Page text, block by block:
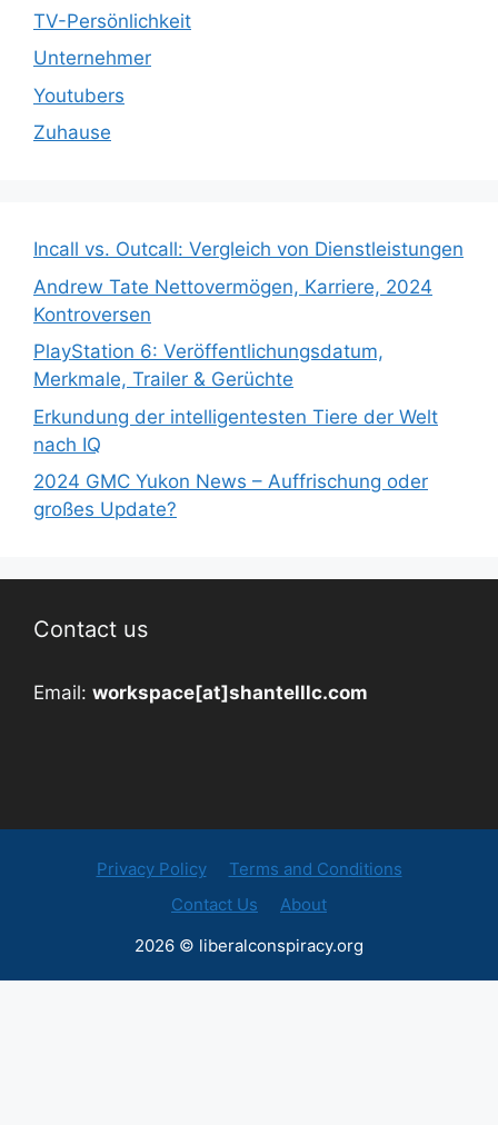
TV-Persönlichkeit
Unternehmer
Youtubers
Zuhause
Incall vs. Outcall: Vergleich von Dienstleistungen
Andrew Tate Nettovermögen, Karriere, 2024
Kontroversen
PlayStation 6: Veröffentlichungsdatum,
Merkmale, Trailer & Gerüchte
Erkundung der intelligentesten Tiere der Welt
nach IQ
2024 GMC Yukon News – Auffrischung oder
großes Update?
Contact us
Email: workspace[at]shantelllc.com
Privacy Policy
Terms and Conditions
Contact Us
About
2026 © liberalconspiracy.org